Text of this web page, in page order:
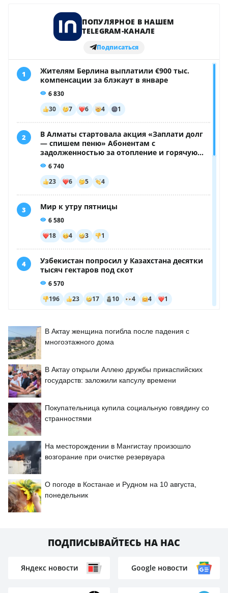
В Актау женщина погибла после падения с
многоэтажного дома
В Актау открыли Аллею дружбы прикаспийских
государств: заложили капсулу времени
Покупательница купила социальную говядину со
странностями
На месторождении в Мангистау произошло
возгорание при очистке резервуара
О погоде в Костанае и Рудном на 10 августа,
понедельник
ПОДПИСЫВАЙТЕСЬ НА НАС
Яндекс новости Google новости